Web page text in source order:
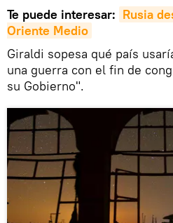
Te puede interesar: Rusia
Oriente Medio
Giraldi sopesa qué país
una guerra con el fin de
su Gobierno".